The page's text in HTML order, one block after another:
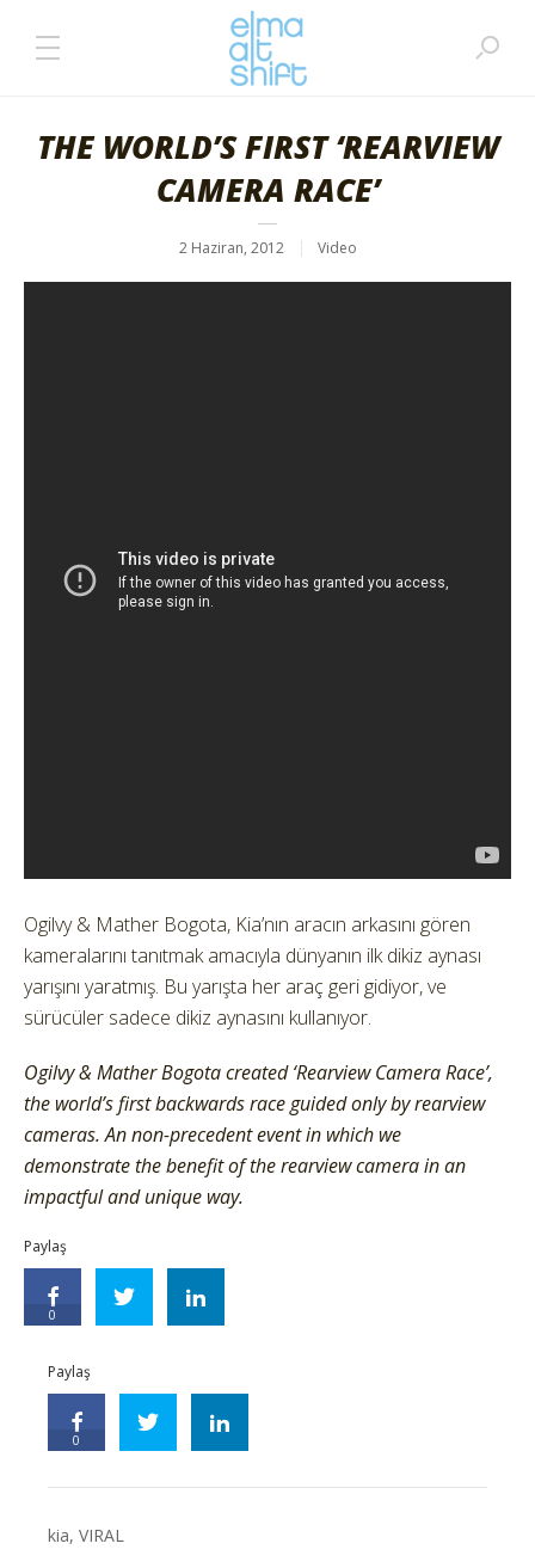
THE WORLD’S FIRST ‘REARVIEW
CAMERA RACE’
2 Haziran, 2012 Video
Ogilvy & Mather Bogota, Kia’nın aracın arkasını gören
kameralarını tanıtmak amacıyla dünyanın ilk dikiz aynası
yarışını yaratmış. Bu yarışta her araç geri gidiyor, ve
sürücüler sadece dikiz aynasını kullanıyor.
Ogilvy & Mather Bogota created ‘Rearview Camera Race’,
the world’s first backwards race guided only by rearview
cameras. An non-precedent event in which we
demonstrate the benefit of the rearview camera in an
impactful and unique way.
Paylaş
0
Paylaş
0
kia,VIRAL